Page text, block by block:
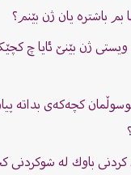
بم باشترە یان ژن بێنم؟
ژن بێنێ ئایا چ کچێک
كچه‌كه‌ى بداته‌
باوك لە شوكردنی